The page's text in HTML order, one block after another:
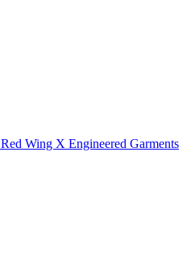
Red Wing X Engineered Garments